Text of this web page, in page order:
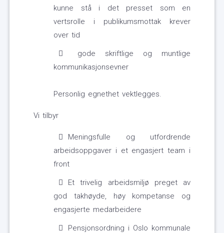
kunne stå i det presset som en
vertsrolle i publikumsmottak krever
over tid
gode skriftlige og muntlige
kommunikasjonsevner
Personlig egnethet vektlegges.
Vi tilbyr
Meningsfulle og utfordrende
arbeidsoppgaver i et engasjert team i
front
Et trivelig arbeidsmiljø preget av
god takhøyde, høy kompetanse og
engasjerte medarbeidere
Pensjonsordning i Oslo kommunale